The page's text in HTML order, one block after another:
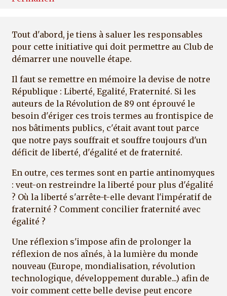
Tout d'abord, je tiens à saluer les responsables
pour cette initiative qui doit permettre au Club de
démarrer une nouvelle étape.
Il faut se remettre en mémoire la devise de notre
République : Liberté, Egalité, Fraternité. Si les
auteurs de la Révolution de 89 ont éprouvé le
besoin d'ériger ces trois termes au frontispice de
nos bâtiments publics, c'était avant tout parce
que notre pays souffrait et souffre toujours d'un
déficit de liberté, d'égalité et de fraternité.
En outre, ces termes sont en partie antinomyques
: veut-on restreindre la liberté pour plus d'égalité
? Où la liberté s'arrête-t-elle devant l'impératif de
fraternité ? Comment concilier fraternité avec
égalité ?
Une réflexion s'impose afin de prolonger la
réflexion de nos aînés, à la lumière du monde
nouveau (Europe, mondialisation, révolution
technologique, développement durable...) afin de
voir comment cette belle devise peut encore